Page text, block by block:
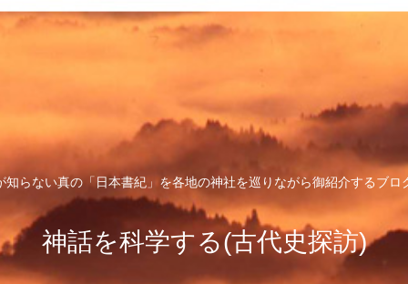
知らない真の「日本書紀」を各地の神社を巡りながら御紹介するブロ
神話を科学する(古代史探訪)